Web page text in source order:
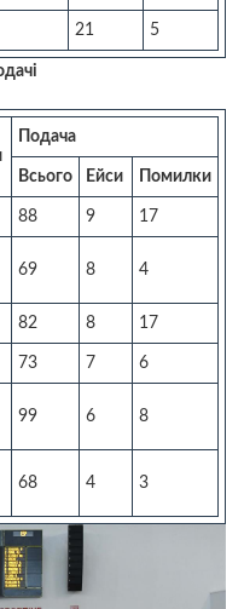
21 5
Подача
Всього Ейси Помилки
88 9 17
69 8 4
82 8 17
73 7 6
99 6 8
68 4 3